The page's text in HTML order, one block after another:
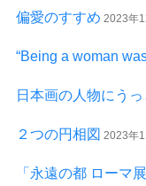
偏愛のすすめ 2023年
“Being a woman
日本画の人物にうっ
２つの円相図 2023年
「永遠の都 ローマ